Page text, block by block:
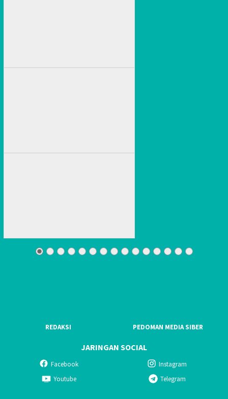
REDAKSI PEDOMAN MEDIA SIBER
JARINGAN SOCIAL
Facebook
Instagram
Youtube
Telegram